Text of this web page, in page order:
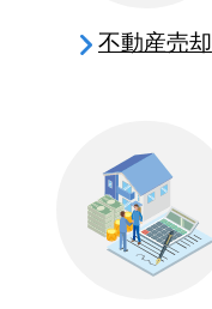
不動産売却